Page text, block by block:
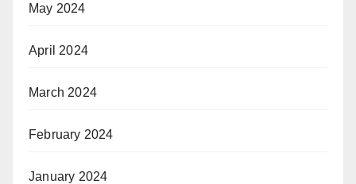
May 2024
April 2024
March 2024
February 2024
January 2024